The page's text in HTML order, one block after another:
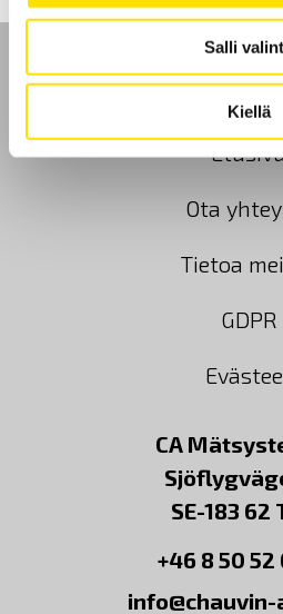
Salli
Kiellä
Ota
Tietoa
GDPR
CA
SE-183 62
+46 8 50 52